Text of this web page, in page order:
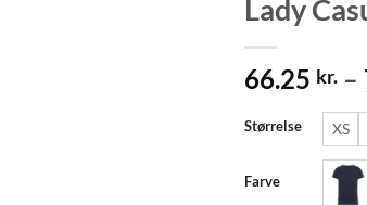
Lady
66.25 kr. –
Størrelse XS
Farve